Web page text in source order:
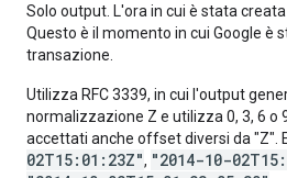
Solo output. L'ora in cui è stata
Questo è il momento in cui Google è
transazione.
Utilizza RFC 3339, in cui l'output
normalizzazione Z e utilizza 0, 3, 6 o
accettati anche offset diversi da "Z".
02T15:01:23Z", "2014-10-